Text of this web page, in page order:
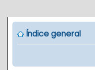
Índice general